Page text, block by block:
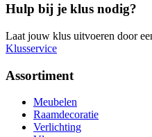
Hulp bij je klus nodig?
Laat jouw klus uitvoeren door
Klusservice
Assortiment
Meubelen
Raamdecoratie
Verlichting